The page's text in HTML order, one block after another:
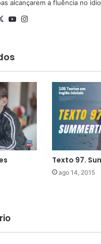
alcançarem a fluência no
X YouTube
Texto 97.
ago 14, 2015